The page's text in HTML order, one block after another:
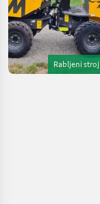
Rabljeni stroj